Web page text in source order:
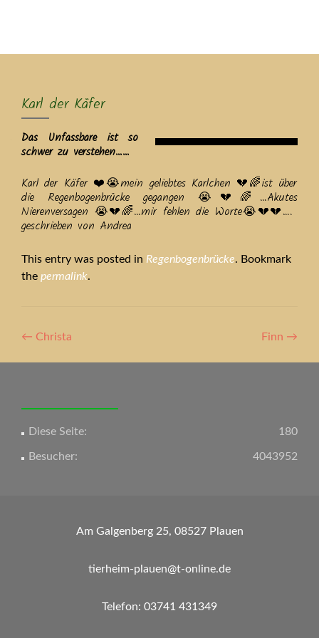
Karl der Käfer
Das Unfassbare ist so
schwer zu verstehen……
Karl der Käfer ❤️😭mein geliebtes Karlchen 💔🌈ist über
die Regenbogenbrücke gegangen 😭💔🌈…Akutes
Nierenversagen 😭💔🌈…mir fehlen die Worte😭💔💔….
geschrieben von Andrea
This entry was posted in Regenbogenbrücke. Bookmark
the permalink.
Artikel-
Navigation
← Christa Finn →
180
Diese Seite:
4043952
Besucher:
Am Galgenberg 25, 08527 Plauen
tierheim-plauen@t-online.de
Telefon: 03741 431349